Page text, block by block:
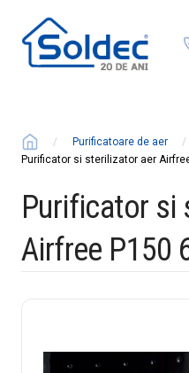
Purificatoare de aer
Purificator si sterilizator aer
Purificator si
Airfree P150